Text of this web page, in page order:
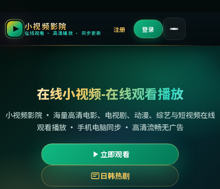
小视频影院
在线观看 · 高清播放 · 同步更新 注册 登录
在线小视频-在线观看播放
小视频影院 · 海量高清电影、电视剧、动漫、综艺与短视频在线
观看播放 · 手机电脑同步 · 高清流畅无广告
立即观看
日韩热剧